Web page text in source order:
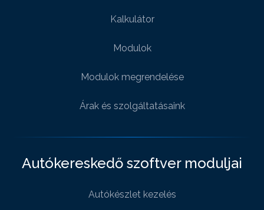
Kalkulátor
Modulok
Modulok megrendelése
Árak és szolgáltatásaink
Autókereskedő szoftver moduljai
Autókészlet kezelés